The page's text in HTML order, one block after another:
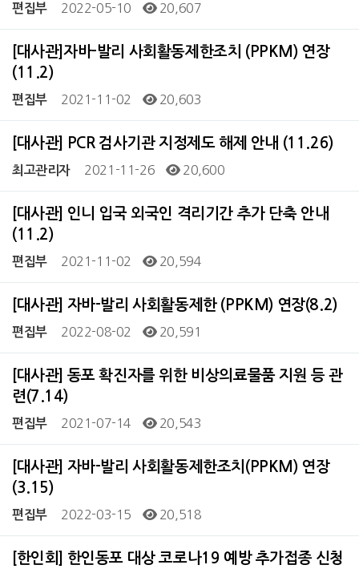
편집부 2022-05-10 20,607
[대사관]자바-발리 사회활동제한조치 (PPKM) 연장
(11.2)
편집부 2021-11-02 20,603
[대사관] PCR 검사기관 지정제도 해제 안내 (11.26)
최고관리자 2021-11-26 20,600
[대사관] 인니 입국 외국인 격리기간 추가 단축 안내
(11.2)
편집부 2021-11-02 20,594
[대사관] 자바-발리 사회활동제한 (PPKM) 연장(8.2)
편집부 2022-08-02 20,591
[대사관] 동포 확진자를 위한 비상의료물품 지원 등 관
련(7.14)
편집부 2021-07-14 20,543
[대사관] 자바-발리 사회활동제한조치(PPKM) 연장
(3.15)
편집부 2022-03-15 20,518
[한인회] 한인동포 대상 코로나19 예방 추가접종 신청